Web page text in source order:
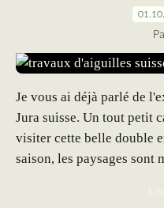
Je vous ai déjà parlé de
Jura suisse. Un tout petit
visiter cette belle double
saison, les paysages sont